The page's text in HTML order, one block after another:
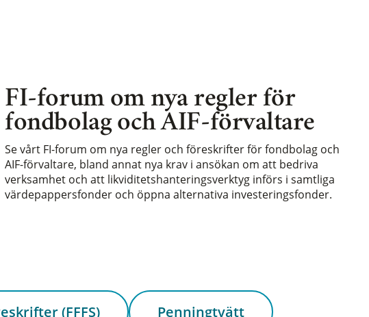
FI-forum om nya regler för
fondbolag och AIF-förvaltare
Se vårt FI-forum om nya regler och föreskrifter för fondbolag och
AIF-förvaltare, bland annat nya krav i ansökan om att bedriva
verksamhet och att likviditetshanteringsverktyg införs i samtliga
värdepappersfonder och öppna alternativa investeringsfonder.
(FFFS) Penningtvätt